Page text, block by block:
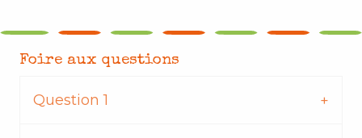
Foire aux questions
Question 1